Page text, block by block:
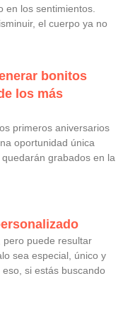
en los sentimientos.
el cuerpo ya no
bonitos
los más
primeros aniversarios
oportunidad única
grabados en la
pero puede resultar
sea especial, único y
si estás buscando